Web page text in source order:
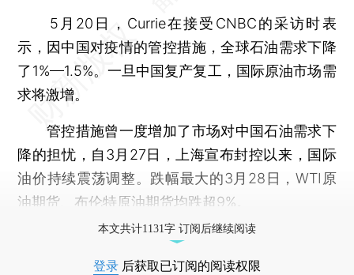
5月20日，Currie在接受CNBC的采访时表
示，因中国对疫情的管控措施，全球石油需求下降
了1%—1.5%。一旦中国复产复工，国际原油市场需
求将激增。
管控措施曾一度增加了市场对中国石油需求下
降的担忧，自3月27日，上海宣布封控以来，国际
油价持续震荡调整。跌幅最大的3月28日，WTI原
油期货、布伦特原油期货均跌超9%。
本文共计1131字 订阅后继续阅读
登录 后获取已订阅的阅读权限